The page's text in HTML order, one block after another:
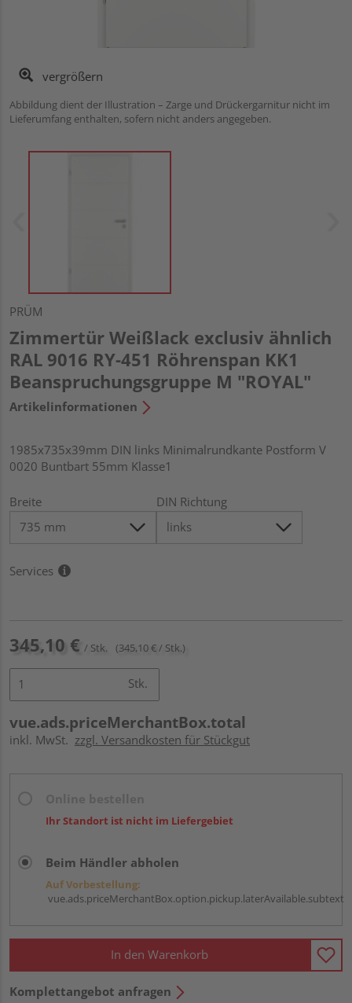
vergrößern
Abbildung dient der Illustration – Zarge und Drückergarnitur nicht im
Lieferumfang enthalten, sofern nicht anders angegeben.
PRÜM
Zimmertür Weißlack exclusiv ähnlich
RAL 9016 RY-451 Röhrenspan KK1
Beanspruchungsgruppe M "ROYAL"
Artikelinformationen
1985x735x39mm DIN links Minimalrundkante Postform V
0020 Buntbart 55mm Klasse1
Breite DIN Richtung
Services
345,10 € / Stk. (345,10 € / Stk.)
Stk.
vue.ads.priceMerchantBox.total
inkl. MwSt. zzgl. Versandkosten für Stückgut
Ihr Standort ist nicht im Liefergebiet
Beim Händler abholen
Auf Vorbestellung:
vue.ads.priceMerchantBox.option.pickup.laterAvailable.subtext
In den Warenkorb
Komplettangebot anfragen